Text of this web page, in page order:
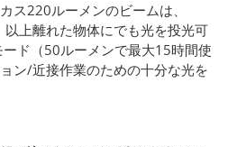
ス220ルーメンのビームは、
上離れた物体にでも光を投光可
ド（50ルーメンで最大15時間使
ン/近接作業のための十分な光を